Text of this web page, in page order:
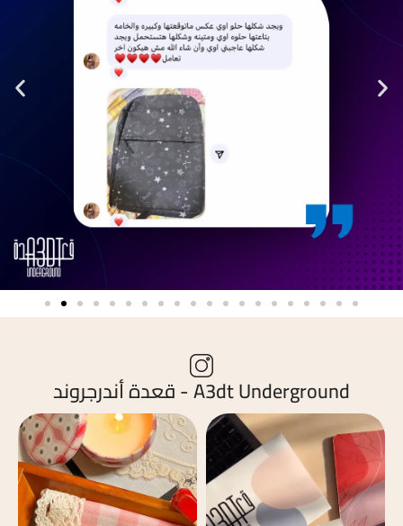
A3dt Underground - قعدة أندرجروند